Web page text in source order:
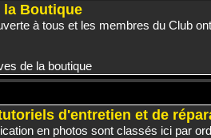
la Boutique
à tous et les membres du Club
de la boutique
d'entretien et de
en photos sont classés ici par